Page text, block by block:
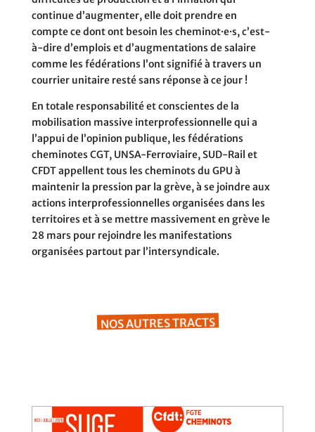
continue d’augmenter, elle doit prendre en
compte ce dont ont besoin les cheminot·e·s, c’est-
à-dire d’emplois et d’augmentations de salaire
comme les fédérations l’ont signifié à travers un
courrier unitaire resté sans réponse à ce jour !
En totale responsabilité et conscientes de la
mobilisation massive interprofessionnelle qui a
l’appui de l’opinion publique, les fédérations
cheminotes CGT, UNSA-Ferroviaire, SUD-Rail et
CFDT appellent tous les cheminots du GPU à
maintenir la pression par la grève, à se joindre aux
actions interprofessionnelles organisées dans les
territoires et à se mettre massivement en grève le
28 mars pour rejoindre les manifestations
organisées partout par l’intersyndicale.
NOS AUTRES TRACTS